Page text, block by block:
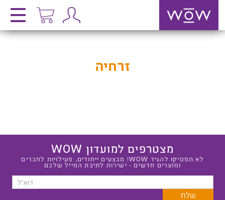
זרחיה
מצטרפים למועדון WOW
לא תפסיקו להגיד WOW! מבצעים ייחודים, פעילויות לחברים
ומוצרים חדשים - ישירות לתיבת המייל שלכם